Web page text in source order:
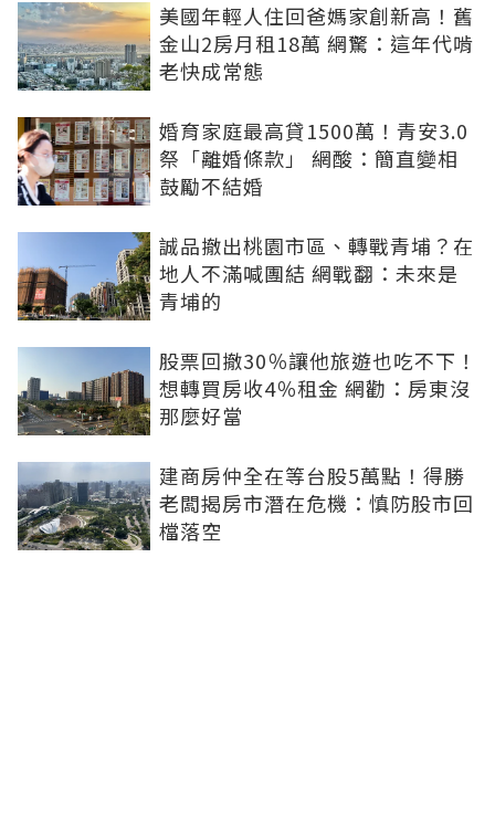
美國年輕人住回爸媽家創新高！舊
金山2房月租18萬 網驚：這年代啃
老快成常態
婚育家庭最高貸1500萬！青安3.0
祭「離婚條款」 網酸：簡直變相
鼓勵不結婚
誠品撤出桃園市區、轉戰青埔？在
地人不滿喊團結 網戰翻：未來是
青埔的
股票回撤30％讓他旅遊也吃不下！
想轉買房收4％租金 網勸：房東沒
那麼好當
建商房仲全在等台股5萬點！得勝
老闆揭房市潛在危機：慎防股市回
檔落空